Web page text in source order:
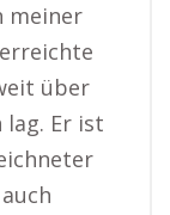
meiner
über
lag. Er ist